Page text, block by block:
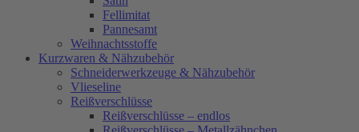
Fellimitat
Pannesamt
Weihnachtsstoffe
Kurzwaren & Nähzubehör
Schneiderwerkzeuge & Nähzubehör
Vlieseline
Reißverschlüsse
Reißverschlüsse – endlos